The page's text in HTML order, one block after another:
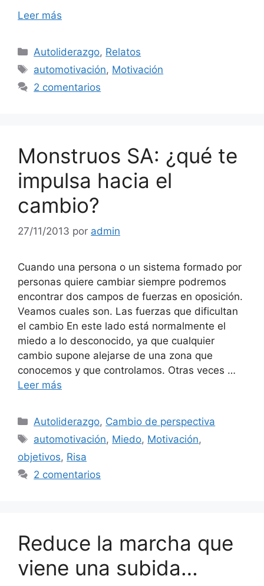
Leer más
Categorías
Autoliderazgo, Relatos
Etiquetas
automotivación, Motivación
2 comentarios
Monstruos SA: ¿qué te
impulsa hacia el
cambio?
27/11/2013 por admin
Cuando una persona o un sistema formado por
personas quiere cambiar siempre podremos
encontrar dos campos de fuerzas en oposición.
Veamos cuales son. Las fuerzas que dificultan
el cambio En este lado está normalmente el
miedo a lo desconocido, ya que cualquier
cambio supone alejarse de una zona que
conocemos y que controlamos. Otras veces …
Leer más
Categorías
Autoliderazgo, Cambio de perspectiva
Etiquetas
automotivación, Miedo, Motivación,
objetivos, Risa
2 comentarios
Reduce la marcha que
viene una subida…